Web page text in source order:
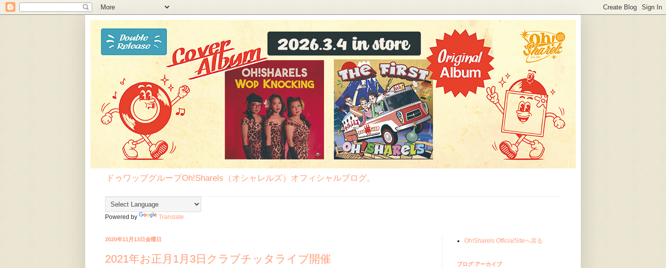
ドゥワップグループOh!Sharels（オシャレルズ）オフィシャルブログ。
Powered by Translate
2020年11月13日金曜日
2021年お正月1月3日クラブチッタライブ開催
Oh!Sharels OfficialSiteへ戻る
ブログ アーカイブ